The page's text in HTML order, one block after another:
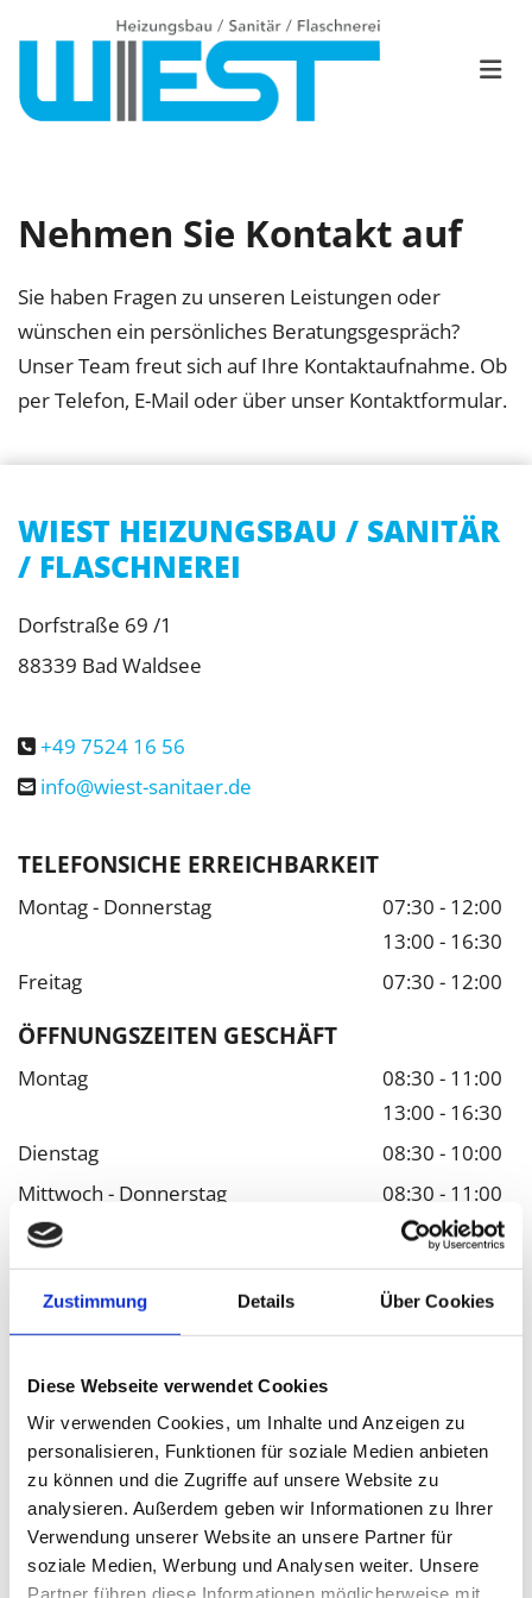
Zustimmung Details Über Cookies
Diese Webseite verwendet Cookies
Wir verwenden Cookies, um Inhalte und Anzeigen zu
personalisieren, Funktionen für soziale Medien anbieten
zu können und die Zugriffe auf unsere Website zu
analysieren. Außerdem geben wir Informationen zu Ihrer
Verwendung unserer Website an unsere Partner für
soziale Medien, Werbung und Analysen weiter. Unsere
Partner führen diese Informationen möglicherweise mit
Nehmen Sie Kontakt auf
Sie haben Fragen zu unseren Leistungen oder
wünschen ein persönliches Beratungsgespräch?
Unser Team freut sich auf Ihre Kontaktaufnahme. Ob
per Telefon, E-Mail oder über unser Kontaktformular.
WIEST HEIZUNGSBAU / SANITÄR
/ FLASCHNEREI
Dorfstraße 69 /1
88339 Bad Waldsee
 +49 7524 16 56
 info@wiest-sanitaer.de
TELEFONSICHE ERREICHBARKEIT
Montag - Donnerstag
07:30 - 12:00
13:00 - 16:30
Freitag
07:30 - 12:00
ÖFFNUNGSZEITEN GESCHÄFT
Montag
08:30 - 11:00
13:00 - 16:30
Dienstag
08:30 - 10:00
Mittwoch - Donnerstag
08:30 - 11:00
13:00 - 16:30
Freitag
08:30 - 12:00
SCHREIBEN SIE UNS
Name*
Vorname*
E-Mail*